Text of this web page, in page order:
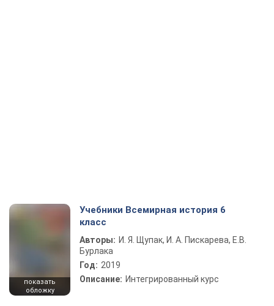
показать
обложку
Учебники Всемирная история 6
класс
Авторы: И. Я. Щупак, И. А. Пискарева, Е.В.
Бурлака
Год: 2019
Описание: Интегрированный курс